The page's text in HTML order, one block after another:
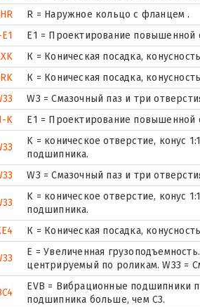
R = Наружное кольцо с фланцем .
E1 = Проектирование повышенной
К = Коническая посадка, конусность
К = Коническая посадка, конусность
W3 = Смазочный паз и три
K
E1 = Проектирование повышенной
K = коническое отверстие, конус
подшипника.
W3 = Смазочный паз и три
K = коническое отверстие, конус
подшипника.
К = Коническая посадка, конусность
E = Увеличенная
центрируемый по роликам. W33 =
EVB = Вибрационные подшипники
подшипника больше, чем C3.